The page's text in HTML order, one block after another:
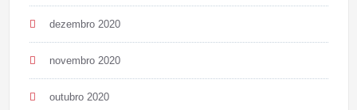
dezembro 2020
novembro 2020
outubro 2020